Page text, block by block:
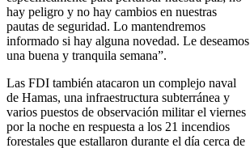
hay peligro y no hay cambios en nuestras
pautas de seguridad. Lo mantendremos
informado si hay alguna novedad. Le deseamos
una buena y tranquila semana”.
Las FDI también atacaron un complejo naval
de Hamas, una infraestructura subterránea y
varios puestos de observación militar el viernes
por la noche en respuesta a los 21 incendios
forestales que estallaron durante el día cerca de